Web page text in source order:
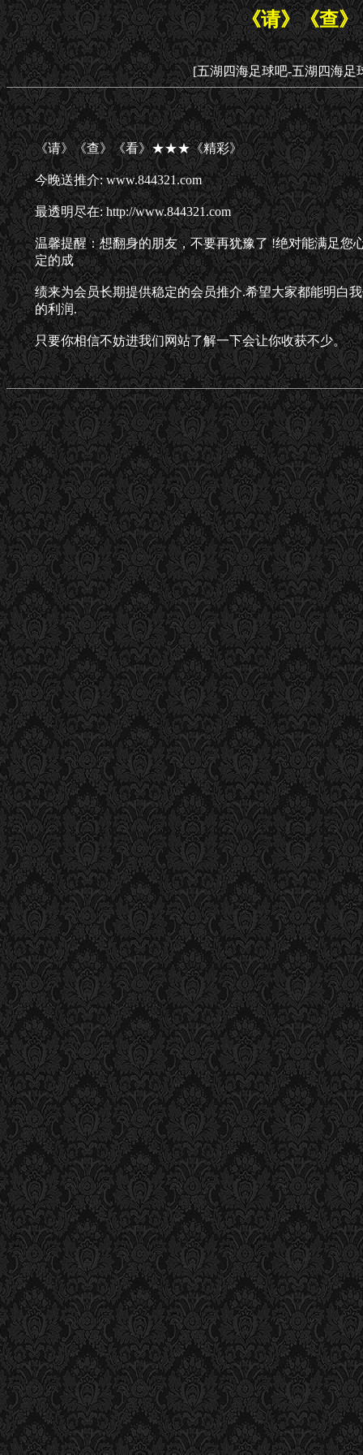
《请》《查
[五湖四海足球吧-五湖四海足
《请》《查》《看》★★★《精彩》
今晚送推介: www.844321.com
最透明尽在: http://www.844321.com
温馨提醒：想翻身的朋友，不要再犹豫了 !绝对能满足您
定的成
绩来为会员长期提供稳定的会员推介.希望大家都能明白
的利润.
只要你相信不妨进我们网站了解一下会让你收获不少。